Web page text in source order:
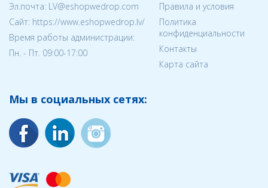
Эл.почта: LV@eshopwedrop.com
Cайт: https://www.eshopwedrop.lv/
Время работы администрации:
Пн. - Пт. 09:00-17:00
Правила и условия
Политика
конфиденциальности
Контакты
Карта сайта
Мы в социальных сетях: